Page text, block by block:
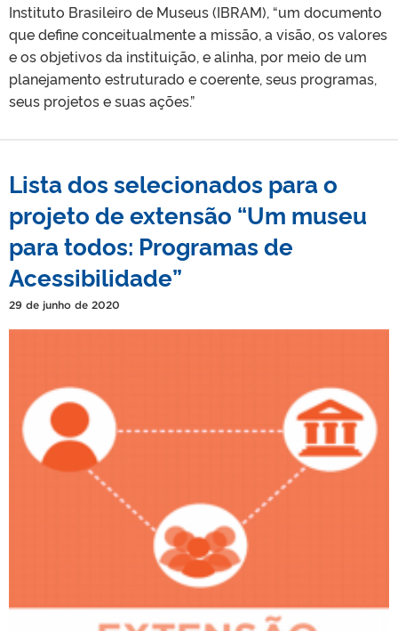
Instituto Brasileiro de Museus (IBRAM), “um documento
que define conceitualmente a missão, a visão, os valores
e os objetivos da instituição, e alinha, por meio de um
planejamento estruturado e coerente, seus programas,
seus projetos e suas ações.”
Lista dos selecionados para o
projeto de extensão “Um museu
para todos: Programas de
Acessibilidade”
29 de junho de 2020